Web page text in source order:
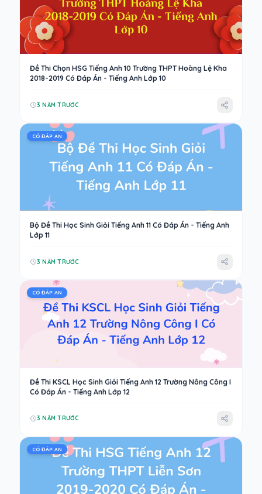
Đề Thi Chọn HSG Tiếng Anh 10 Trường THPT Hoàng Lệ Kha
2018-2019 Có Đáp Án - Tiếng Anh Lớp 10
3 NĂM TRƯỚC
CÓ ĐÁP AN
Bộ Đề Thi Học Sinh Giỏi Tiếng Anh 11 Có Đáp Án - Tiếng Anh
Lớp 11
3 NĂM TRƯỚC
CÓ ĐÁP AN
Đề Thi KSCL Học Sinh Giỏi Tiếng Anh 12 Trường Nông Công I
Có Đáp Án - Tiếng Anh Lớp 12
3 NĂM TRƯỚC
CÓ ĐÁP AN